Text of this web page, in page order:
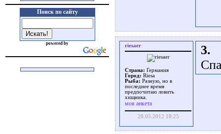
Поиск по сайту
powered by riesaer
Страна: Германия
Город: Riesa
Рыба: Разную, но в
последнее время
предпочитаю ловить
хищника.
моя анкета
28.05.2012 18:25
3.